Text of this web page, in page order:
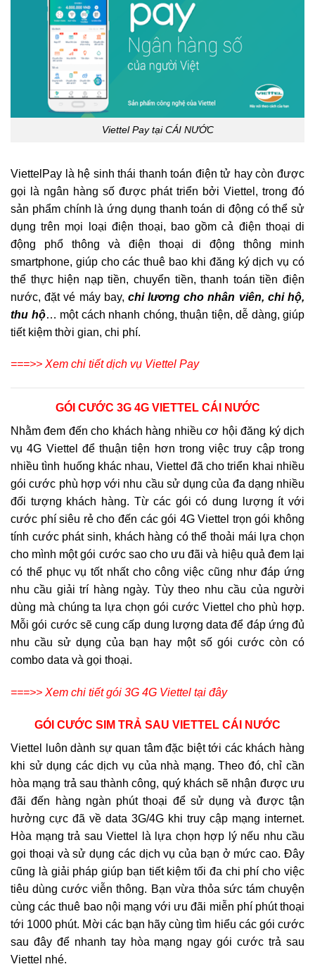
Viettel Pay tại CÁI NƯỚC
ViettelPay là hệ sinh thái thanh toán điện tử hay còn được
gọi là ngân hàng số được phát triển bởi Viettel, trong đó
sản phẩm chính là ứng dụng thanh toán di động có thể sử
dụng trên mọi loại điện thoại, bao gồm cả điện thoại di
động phổ thông và điện thoại di động thông minh
smartphone, giúp cho các thuê bao khi đăng ký dịch vụ có
thể thực hiện nạp tiền, chuyển tiền, thanh toán tiền điện
nước, đặt vé máy bay, chi lương cho nhân viên, chi hộ,
thu hộ… một cách nhanh chóng, thuận tiện, dễ dàng, giúp
tiết kiệm thời gian, chi phí.
===>> Xem chi tiết dịch vụ Viettel Pay
GÓI CƯỚC 3G 4G VIETTEL CÁI NƯỚC
Nhằm đem đến cho khách hàng nhiều cơ hội đăng ký dịch
vụ 4G Viettel để thuận tiện hơn trong việc truy cập trong
nhiều tình huống khác nhau, Viettel đã cho triển khai nhiều
gói cước phù hợp với nhu cầu sử dụng của đa dạng nhiều
đối tượng khách hàng. Từ các gói có dung lượng ít với
cước phí siêu rẻ cho đến các gói 4G Viettel trọn gói không
tính cước phát sinh, khách hàng có thể thoải mái lựa chọn
cho mình một gói cước sao cho ưu đãi và hiệu quả đem lại
có thể phục vụ tốt nhất cho công việc cũng như đáp ứng
nhu cầu giải trí hàng ngày. Tùy theo nhu cầu của người
dùng mà chúng ta lựa chọn gói cước Viettel cho phù hợp.
Mỗi gói cước sẽ cung cấp dung lượng data để đáp ứng đủ
nhu cầu sử dụng của bạn hay một số gói cước còn có
combo data và gọi thoại.
===>> Xem chi tiết gói 3G 4G Viettel tại đây
GÓI CƯỚC SIM TRẢ SAU VIETTEL CÁI NƯỚC
Viettel luôn dành sự quan tâm đặc biệt tới các khách hàng
khi sử dụng các dịch vụ của nhà mạng. Theo đó, chỉ cần
hòa mạng trả sau thành công, quý khách sẽ nhận được ưu
đãi đến hàng ngàn phút thoại để sử dụng và được tận
hưởng cực đã về data 3G/4G khi truy cập mạng internet.
Hòa mạng trả sau Viettel là lựa chọn hợp lý nếu nhu cầu
gọi thoại và sử dụng các dịch vụ của bạn ở mức cao. Đây
cũng là giải pháp giúp bạn tiết kiệm tối đa chi phí cho việc
tiêu dùng cước viễn thông. Bạn vừa thỏa sức tám chuyện
cùng các thuê bao nội mạng với ưu đãi miễn phí phút thoại
tới 1000 phút. Mời các bạn hãy cùng tìm hiểu các gói cước
sau đây để nhanh tay hòa mạng ngay gói cước trả sau
Viettel nhé.